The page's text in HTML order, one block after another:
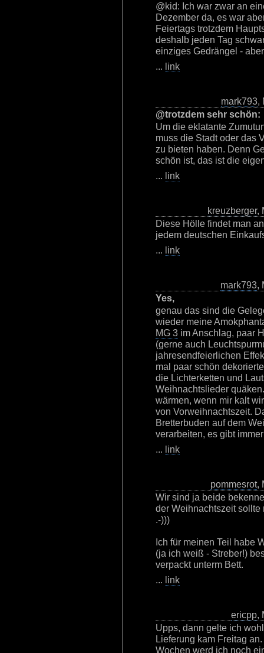
@kid: Ich war zwar an
Dezember da, es war
Feiertags trotzdem
deshalb jeden Tag
einziges Gedrängel -
... link
mark793,
@trotzdem sehr schön:
Um die eklatante
muss die Stadt oder das
zu bieten haben. Denn
schön ist, das ist die
... link
kreuzberger,
Diese Hölle findet man
jedem deutschen
... link
mark793,
Yes,
genau das sind die
wieder meine
MG 3 im Anschlag, paar
(gerne auch
jahresendfeierlichen
mal paar schön
die Lichterketten und
Weihnachtslieder
wärmen, wenn mir kalt
von Vorweihnachtszeit.
Bretterbuden auf dem
verarbeiten, es gibt
... link
pommesrot,
Wir sind ja beide
der Weihnachtszeit
.-)))
Ich für meinen Teil habe
(ja ich weiß - Streber!)
verpackt unterm Bett.
... link
ericpp,
Upps, dann gelte ich
Lieferung kam Freitag
Wochen werd ich noch